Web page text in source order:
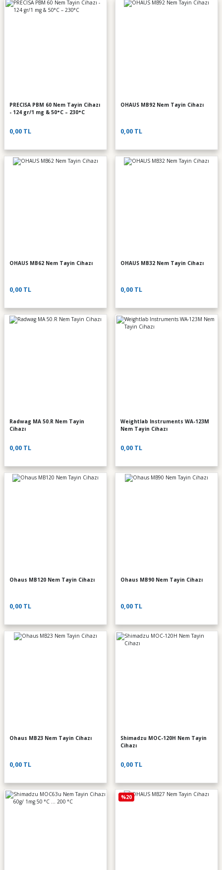
PRECISA PBM 60 Nem Tayin Cihazı
- 124 gr/1 mg & 50°C – 230°C
0,00 TL
OHAUS MB92 Nem Tayin Cihazı
0,00 TL
OHAUS MB62 Nem Tayin Cihazı
0,00 TL
OHAUS MB32 Nem Tayin Cihazı
0,00 TL
Radwag MA 50.R Nem Tayin
Cihazı
0,00 TL
Weightlab Instruments WA-123M
Nem Tayin Cihazı
0,00 TL
Ohaus MB120 Nem Tayin Cihazı
0,00 TL
Ohaus MB90 Nem Tayin Cihazı
0,00 TL
Ohaus MB23 Nem Tayin Cihazı
0,00 TL
Shimadzu MOC-120H Nem Tayin
Cihazı
0,00 TL
%20